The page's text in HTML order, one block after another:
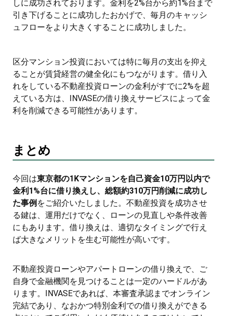
しに成功されております。金利を2%台から約1%台まで
引き下げることに成功したおかげで、毎月のキャッシ
ュフローをより大きくすることに成功しました。
区分マンション投資においては特に毎月の支出を抑え
ることが賃貸経営の健全化にもつながります。借り入
れをしている不動産投資ローンの金利がすでに2%を超
えている方は、INVASEの借り換えサービスによって金
利を削減できる可能性があります。
まとめ
今回は東京都の1Kマンションを自己資金10万円以内で
金利1%台に借り換えし、総額約310万円削減に成功し
た事例 をご紹介いたしました。不動産投資を成功させ
る鍵は、運用だけでなく、ローンの見直しや条件改善
にもあります。借り換えは、適切なタイミングで行え
ば大きなメリットを生む可能性が高いです。
不動産投資ローンやアパートローンの借り換えで、ご
自身で金融機関を見つけることは一定のハードルがあ
ります。INVASEであれば、本審査承認までオンライン
完結であり、なおかつ特別金利での借り換えができる